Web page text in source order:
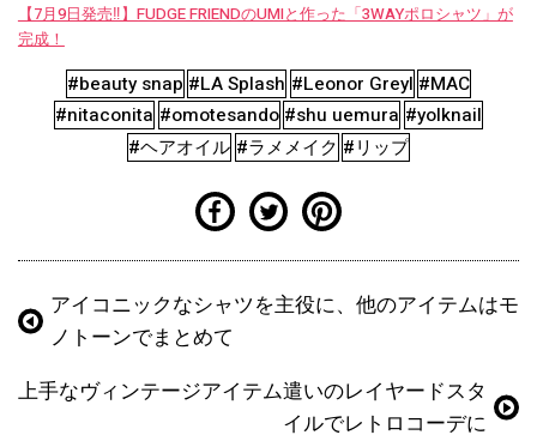
【7月9日発売‼︎】FUDGE FRIENDのUMIと作った「3WAYポロシャツ」が
完成！
#beauty snap #LA Splash #Leonor Greyl #MAC
#nitaconita #omotesando #shu uemura #yolknail
#ヘアオイル #ラメメイク #リップ
アイコニックなシャツを主役に、他のアイテムはモ
ノトーンでまとめて
上手なヴィンテージアイテム遣いのレイヤードスタ
イルでレトロコーデに